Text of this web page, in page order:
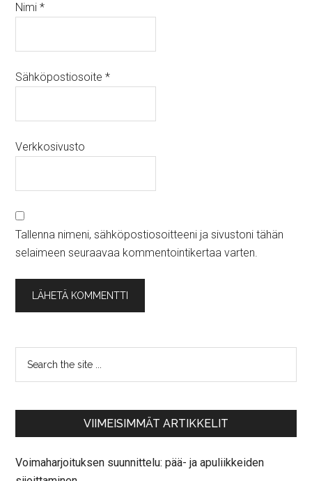
Nimi*
Sähköpostiosoite*
Verkkosivusto
Tallenna nimeni, sähköpostiosoitteeni ja sivustoni tähän
selaimeen seuraavaa kommentointikertaa varten.
VIIMEISIMMÄT ARTIKKELIT
Voimaharjoituksen suunnittelu: pää- ja apuliikkeiden